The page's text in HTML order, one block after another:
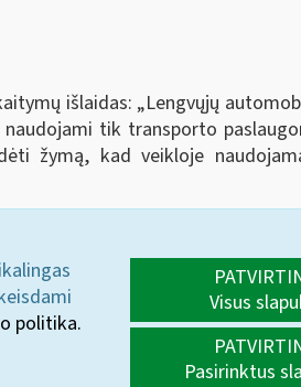
išlaidas: „Lengvųjų
tik transporto
žymą, kad veikloje
politika.
Visus
Pasirinktus